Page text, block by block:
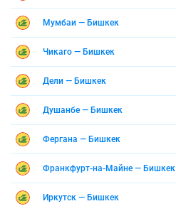
Мумбаи — Бишкек
Чикаго — Бишкек
Дели — Бишкек
Душанбе — Бишкек
Фергана — Бишкек
Франкфурт-на-Майне — Бишкек
Иркутск — Бишкек